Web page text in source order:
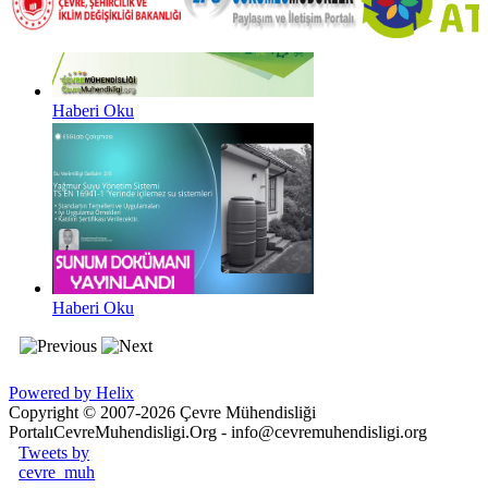
Haberi Oku
Haberi Oku
Powered by Helix
Copyright © 2007-2026 Çevre Mühendisliği
PortalıCevreMuhendisligi.Org - info@cevremuhendisligi.org
Joomla! 3 Templates
Tweets by
cevre_muh